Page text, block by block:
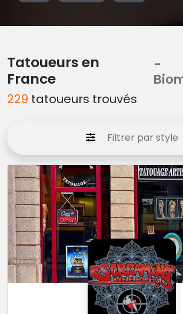
Tatoueurs en
France
-
229 tatoueurs trouvés
Filtrer par style